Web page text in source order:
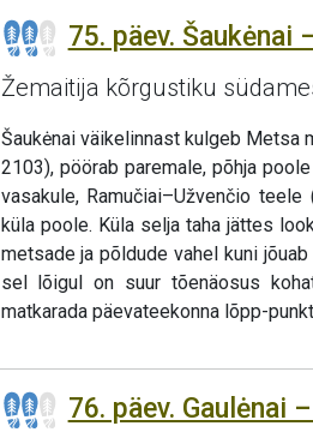
75. päev. Šaukėnai
Žemaitija kõrgustiku
Šaukėnai väikelinnast kulgeb Metsa
2103), pöörab paremale, põhja
vasakule, Ramučiai–Užvenčio
küla poole. Küla selja taha jättes
metsade ja põldude vahel kuni
sel lõigul on suur tõenäosus
matkarada päevateekonna lõpp-
76. päev. Gaulėnai